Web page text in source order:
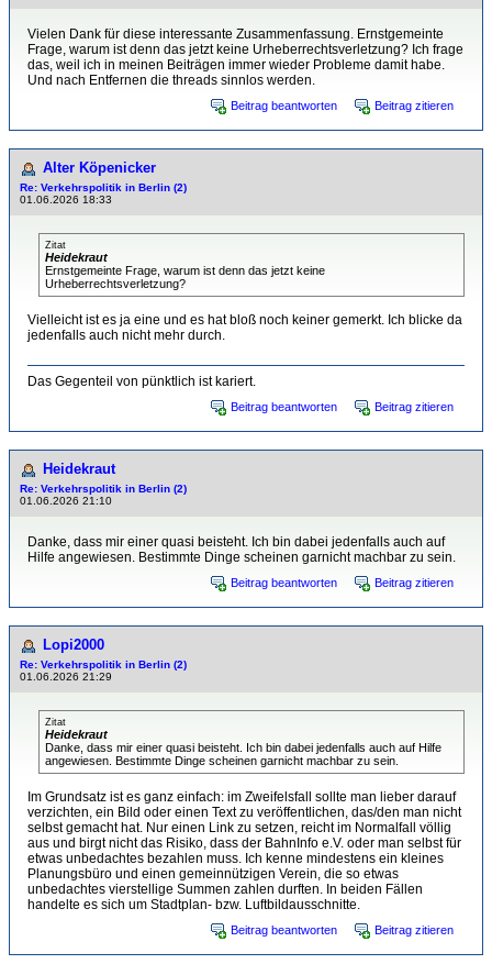
Vielen Dank für diese interessante Zusammenfassung. Ernstgemeinte
Frage, warum ist denn das jetzt keine Urheberrechtsverletzung? Ich frage
das, weil ich in meinen Beiträgen immer wieder Probleme damit habe.
Und nach Entfernen die threads sinnlos werden.
Beitrag beantworten Beitrag zitieren
Alter Köpenicker
Re: Verkehrspolitik in Berlin (2)
01.06.2026 18:33
Zitat
Heidekraut
Ernstgemeinte Frage, warum ist denn das jetzt keine
Urheberrechtsverletzung?
Vielleicht ist es ja eine und es hat bloß noch keiner gemerkt. Ich blicke da
jedenfalls auch nicht mehr durch.
Das Gegenteil von pünktlich ist kariert.
Beitrag beantworten Beitrag zitieren
Heidekraut
Re: Verkehrspolitik in Berlin (2)
01.06.2026 21:10
Danke, dass mir einer quasi beisteht. Ich bin dabei jedenfalls auch auf
Hilfe angewiesen. Bestimmte Dinge scheinen garnicht machbar zu sein.
Beitrag beantworten Beitrag zitieren
Lopi2000
Re: Verkehrspolitik in Berlin (2)
01.06.2026 21:29
Zitat
Heidekraut
Danke, dass mir einer quasi beisteht. Ich bin dabei jedenfalls auch auf Hilfe
angewiesen. Bestimmte Dinge scheinen garnicht machbar zu sein.
Im Grundsatz ist es ganz einfach: im Zweifelsfall sollte man lieber darauf
verzichten, ein Bild oder einen Text zu veröffentlichen, das/den man nicht
selbst gemacht hat. Nur einen Link zu setzen, reicht im Normalfall völlig
aus und birgt nicht das Risiko, dass der BahnInfo e.V. oder man selbst für
etwas unbedachtes bezahlen muss. Ich kenne mindestens ein kleines
Planungsbüro und einen gemeinnützigen Verein, die so etwas
unbedachtes vierstellige Summen zahlen durften. In beiden Fällen
handelte es sich um Stadtplan- bzw. Luftbildausschnitte.
Beitrag beantworten Beitrag zitieren